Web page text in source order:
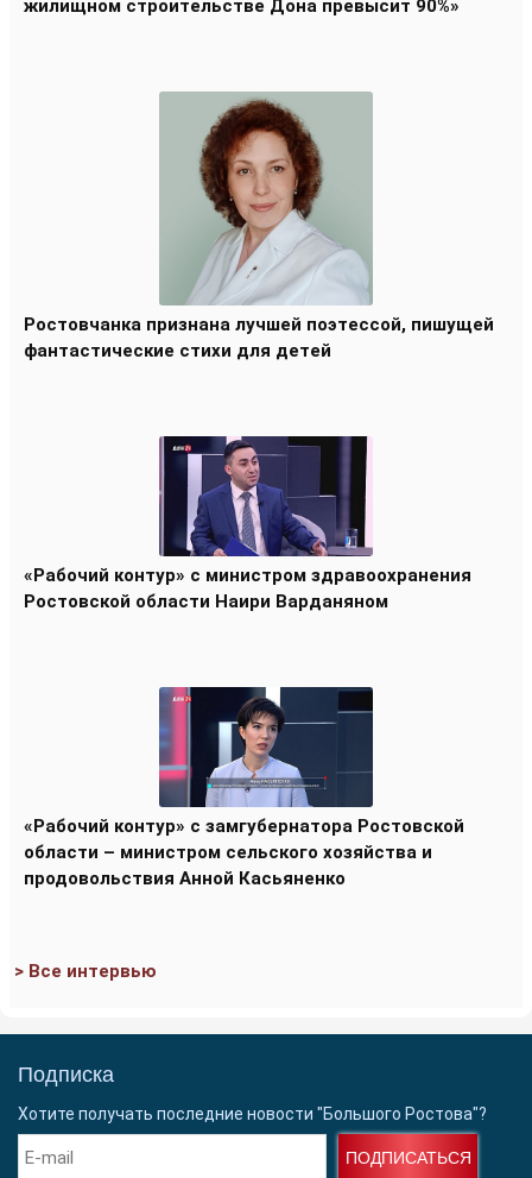
жилищном строительстве Дона превысит 90%»
Ростовчанка признана лучшей поэтессой, пишущей
фантастические стихи для детей
«Рабочий контур» с министром здравоохранения
Ростовской области Наири Варданяном
«Рабочий контур» с замгубернатора Ростовской
области – министром сельского хозяйства и
продовольствия Анной Касьяненко
> Все интервью
Подписка
Хотите получать последние новости "Большого Ростова"?
ПОДПИСАТЬСЯ